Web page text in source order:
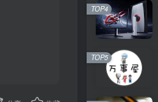
TOP4
TOP5